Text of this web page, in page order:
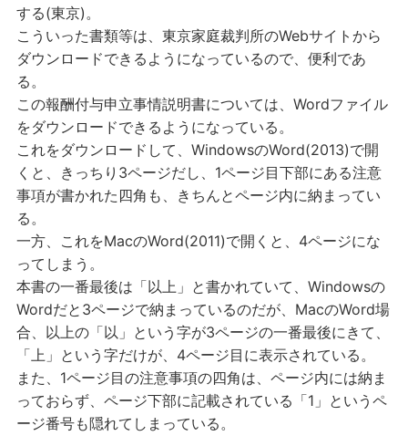
する(東京)。
こういった書類等は、東京家庭裁判所のWebサイトから
ダウンロードできるようになっているので、便利であ
る。
この報酬付与申立事情説明書については、Wordファイル
をダウンロードできるようになっている。
これをダウンロードして、WindowsのWord(2013)で開
くと、きっちり3ページだし、1ページ目下部にある注意
事項が書かれた四角も、きちんとページ内に納まってい
る。
一方、これをMacのWord(2011)で開くと、4ページにな
ってしまう。
本書の一番最後は「以上」と書かれていて、Windowsの
Wordだと3ページで納まっているのだが、MacのWord場
合、以上の「以」という字が3ページの一番最後にきて、
「上」という字だけが、4ページ目に表示されている。
また、1ページ目の注意事項の四角は、ページ内には納ま
っておらず、ページ下部に記載されている「1」というペ
ージ番号も隠れてしまっている。